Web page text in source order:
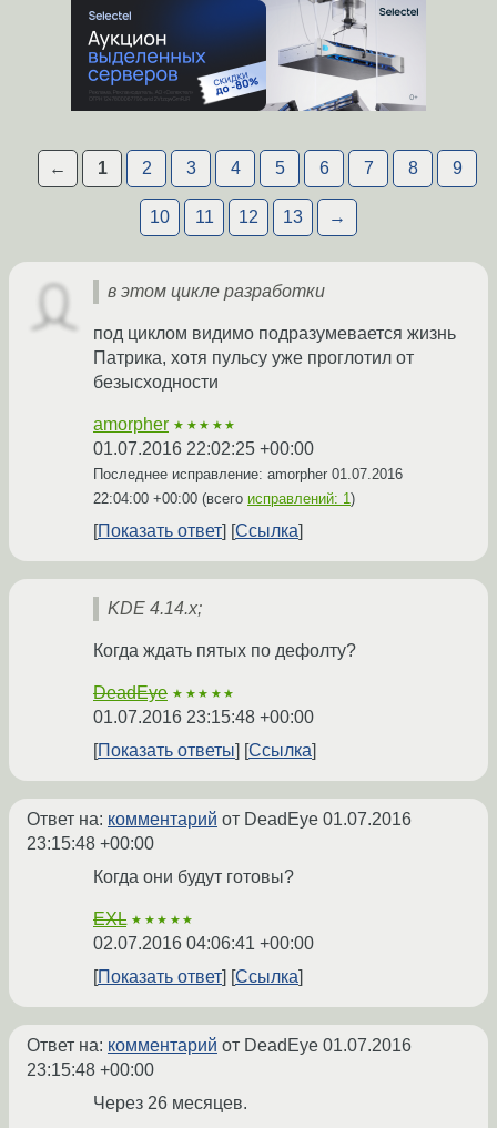
← 1 2 3 4 5 6 7 8 9
10 11 12 13 →
в этом цикле разработки
под циклом видимо подразумевается жизнь
Патрика, хотя пульсу уже проглотил от
безысходности
amorpher ★★★★★
01.07.2016 22:02:25 +00:00
Последнее исправление: amorpher 01.07.2016
22:04:00 +00:00 (всего исправлений: 1)
Показать ответ Ссылка
KDE 4.14.x;
Когда ждать пятых по дефолту?
DeadEye ★★★★★
01.07.2016 23:15:48 +00:00
Показать ответы
Ссылка
Ответ на: комментарий от DeadEye 01.07.2016
23:15:48 +00:00
Когда они будут готовы?
EXL ★★★★★
02.07.2016 04:06:41 +00:00
Показать ответ
Ссылка
Ответ на: комментарий от DeadEye 01.07.2016
23:15:48 +00:00
Через 26 месяцев.